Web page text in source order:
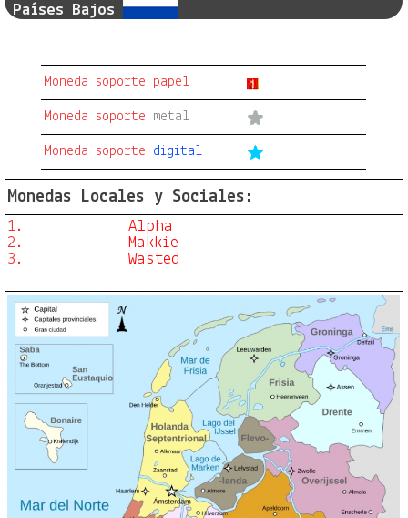
Países Bajos
Moneda soporte papel
Moneda soporte metal
Moneda soporte digital
Monedas Locales y Sociales:
1.
2.
3.
Alpha
Makkie
Wasted